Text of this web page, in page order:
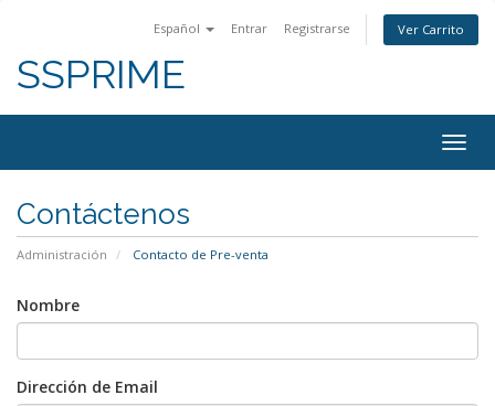
Español Entrar Registrarse Ver Carrito
SSPRIME
Contáctenos
Administración Contacto de Pre-venta
Nombre
Dirección de Email